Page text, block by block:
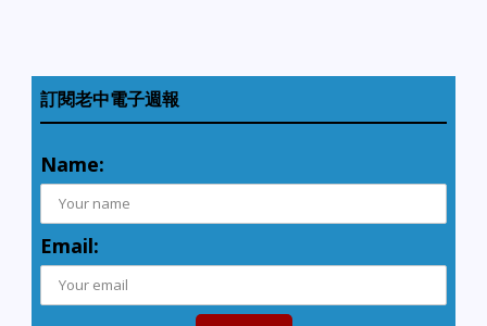
訂閱老中電子週報
Name:
Email: